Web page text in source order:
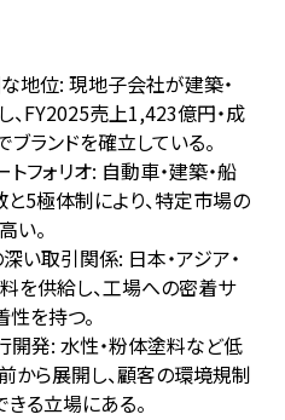
地位: 現地子会社が建築・
、FY2025売上1,423億円・成
ランドを確立している。
フォリオ: 自動車・建築・船
5極体制により、特定市場の
い。
い取引関係: 日本・アジア・
を供給し、工場への密着サ
を持つ。
発: 水性・粉体塗料など低
から展開し、顧客の環境規制
る立場にある。